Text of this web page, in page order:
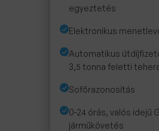
egyeztetés
Elektronikus
Automatikus
3,5 tonna feletti
Sofőrazonosítás
0-24 órás, valós idejű
járműkövetés